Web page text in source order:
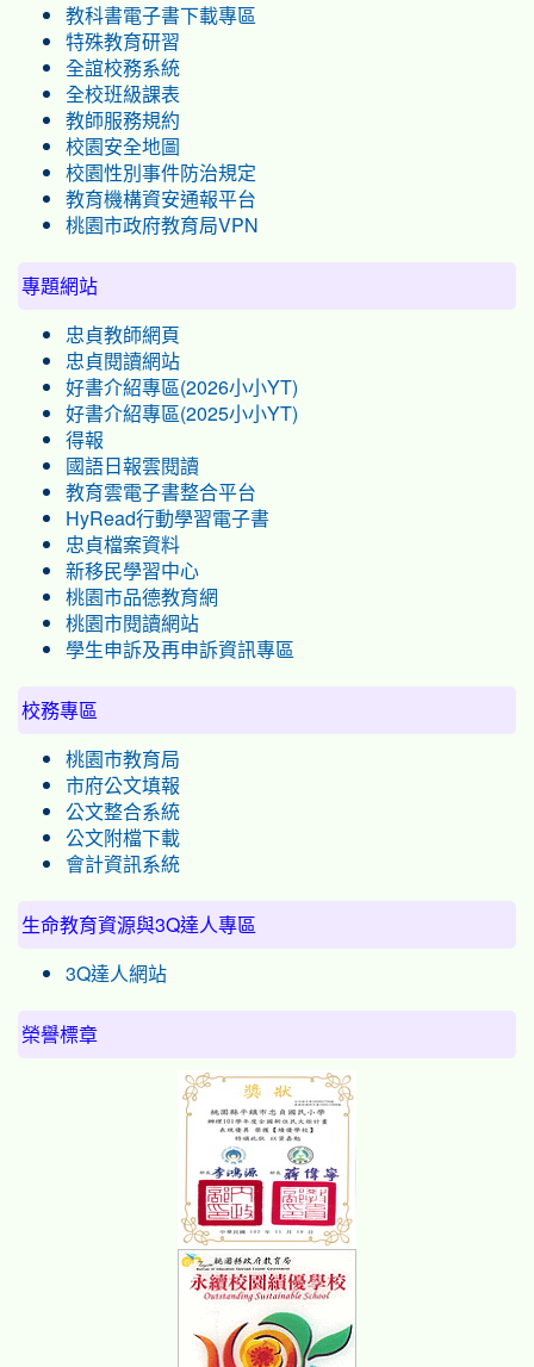
教科書電子書下載專區
特殊教育研習
全誼校務系統
全校班級課表
教師服務規約
校園安全地圖
校園性別事件防治規定
教育機構資安通報平台
桃園市政府教育局VPN
專題網站
忠貞教師網頁
忠貞閱讀網站
好書介紹專區(2026小小YT)
好書介紹專區(2025小小YT)
得報
國語日報雲閱讀
教育雲電子書整合平台
HyRead行動學習電子書
忠貞檔案資料
新移民學習中心
桃園市品德教育網
桃園市閱讀網站
學生申訴及再申訴資訊專區
校務專區
桃園市教育局
市府公文填報
公文整合系統
公文附檔下載
會計資訊系統
生命教育資源與3Q達人專區
3Q達人網站
榮譽標章